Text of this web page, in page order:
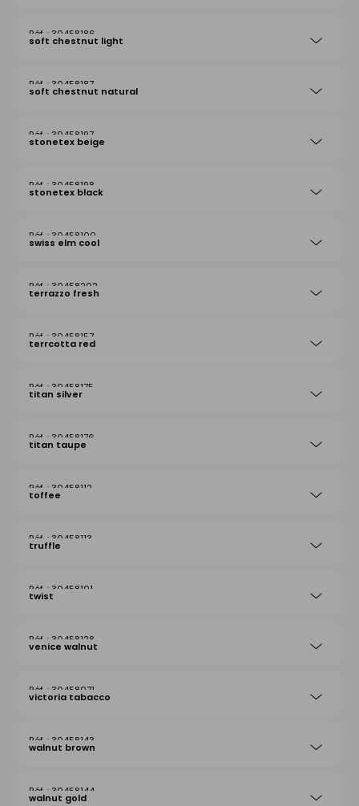
30458186
soft chestnut light
30458187
soft chestnut natural
30458197
stonetex beige
30458198
stonetex black
30458100
swiss elm cool
30458202
terrazzo fresh
30458157
terrcotta red
30458175
titan silver
30458176
titan taupe
30458112
toffee
30458113
truffle
30458101
twist
30458128
venice walnut
30458071
victoria tabacco
30458143
walnut brown
30458144
walnut gold